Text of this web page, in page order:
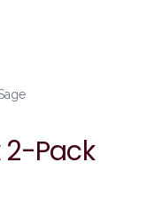
2-Pack